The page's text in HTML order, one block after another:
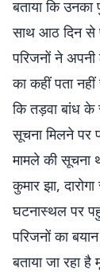
बताया कि उनका
साथ आठ दिन से
परिजनों ने
का कहीं पता
कि तड़वा बांध
सूचना मिलने पर
मामले की सूचना
कुमार झा,
घटनास्थल पर
परिजनों का
बताया जा रहा है